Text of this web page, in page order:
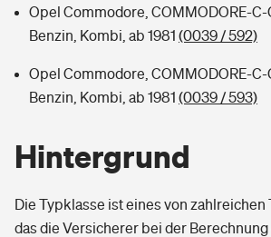
Opel Commodore, COMMODORE-C-
Benzin, Kombi, ab 1981 (0039 / 592)
Opel Commodore, COMMODORE-C-
Benzin, Kombi, ab 1981 (0039 / 593)
Hintergrund
Die Typklasse ist eines von zahlreichen
das die Versicherer bei der Berechnung